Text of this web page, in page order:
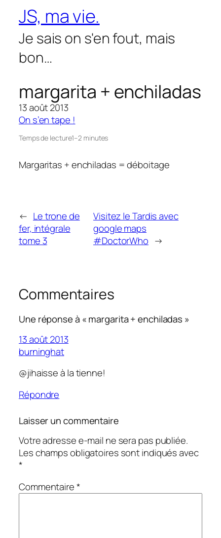
contenu
JS, ma vie.
Je sais on s'en fout, mais
bon…
margarita + enchiladas
13 août 2013
On s’en tape !
Temps de lecture1–2 minutes
Margaritas + enchiladas = déboitage
← Le trone de
fer, intégrale
tome 3
Visitez le Tardis avec
google maps
#DoctorWho →
Commentaires
Une réponse à « margarita + enchiladas »
13 août 2013
burninghat
@jihaisse à la tienne!
Répondre
Laisser un commentaire
Votre adresse e-mail ne sera pas publiée.
Les champs obligatoires sont indiqués avec
*
Commentaire*